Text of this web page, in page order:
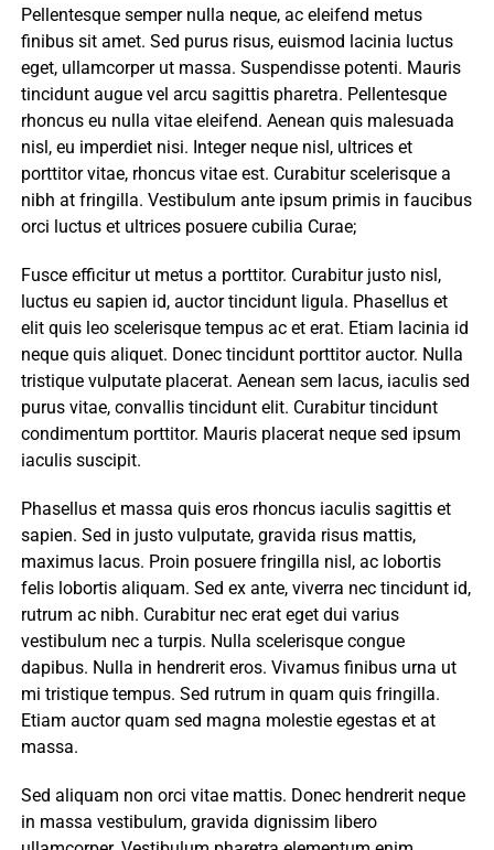
Pellentesque semper nulla neque, ac eleifend metus
finibus sit amet. Sed purus risus, euismod lacinia luctus
eget, ullamcorper ut massa. Suspendisse potenti. Mauris
tincidunt augue vel arcu sagittis pharetra. Pellentesque
rhoncus eu nulla vitae eleifend. Aenean quis malesuada
nisl, eu imperdiet nisi. Integer neque nisl, ultrices et
porttitor vitae, rhoncus vitae est. Curabitur scelerisque a
nibh at fringilla. Vestibulum ante ipsum primis in faucibus
orci luctus et ultrices posuere cubilia Curae;
Fusce efficitur ut metus a porttitor. Curabitur justo nisl,
luctus eu sapien id, auctor tincidunt ligula. Phasellus et
elit quis leo scelerisque tempus ac et erat. Etiam lacinia id
neque quis aliquet. Donec tincidunt porttitor auctor. Nulla
tristique vulputate placerat. Aenean sem lacus, iaculis sed
purus vitae, convallis tincidunt elit. Curabitur tincidunt
condimentum porttitor. Mauris placerat neque sed ipsum
iaculis suscipit.
Phasellus et massa quis eros rhoncus iaculis sagittis et
sapien. Sed in justo vulputate, gravida risus mattis,
maximus lacus. Proin posuere fringilla nisl, ac lobortis
felis lobortis aliquam. Sed ex ante, viverra nec tincidunt id,
rutrum ac nibh. Curabitur nec erat eget dui varius
vestibulum nec a turpis. Nulla scelerisque congue
dapibus. Nulla in hendrerit eros. Vivamus finibus urna ut
mi tristique tempus. Sed rutrum in quam quis fringilla.
Etiam auctor quam sed magna molestie egestas et at
massa.
Sed aliquam non orci vitae mattis. Donec hendrerit neque
in massa vestibulum, gravida dignissim libero